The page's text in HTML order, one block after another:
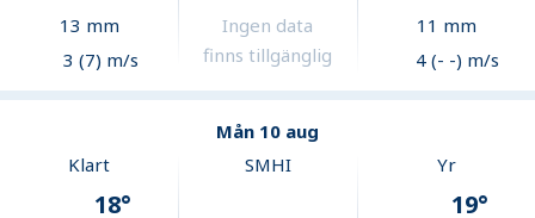
13 mm
3 (7) m/s
Ingen data
finns tillgänglig
11 mm
4 (- -) m/s
Mån 10 aug
Klart
18°
SMHI Yr
19°